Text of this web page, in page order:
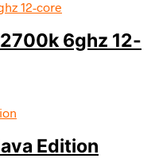
6ghz 12-
Edition